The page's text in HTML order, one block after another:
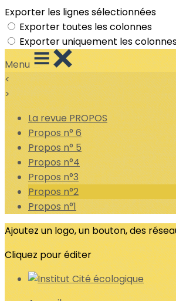
Exporter les lignes sélectionnées
Exporter toutes les colonnes
Exporter uniquement les
Menu
<
>
La revue PROPOS
Propos n° 6
Propos n° 5
Propos n°4
Propos n°3
Propos n°2
Propos n°1
Ajoutez un logo, un bouton, des
Cliquez pour éditer